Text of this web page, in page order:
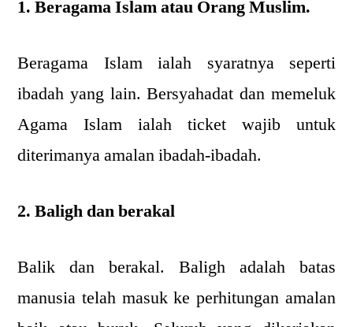
1. Beragama Islam atau Orang Muslim.
Beragama Islam ialah syaratnya seperti
ibadah yang lain. Bersyahadat dan memeluk
Agama Islam ialah ticket wajib untuk
diterimanya amalan ibadah-ibadah.
2. Baligh dan berakal
Balik dan berakal. Baligh adalah batas
manusia telah masuk ke perhitungan amalan